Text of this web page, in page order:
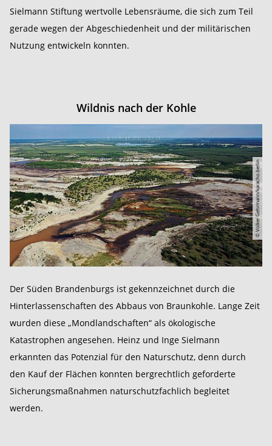
Sielmann Stiftung wertvolle Lebensräume, die sich zum Teil
gerade wegen der Abgeschiedenheit und der militärischen
Nutzung entwickeln konnten.
Wildnis nach der Kohle
© Volker Gehrmann/karacho.berlin
Der Süden Brandenburgs ist gekennzeichnet durch die
Hinterlassenschaften des Abbaus von Braunkohle. Lange Zeit
wurden diese „Mondlandschaften“ als ökologische
Katastrophen angesehen. Heinz und Inge Sielmann
erkannten das Potenzial für den Naturschutz, denn durch
den Kauf der Flächen konnten bergrechtlich geforderte
Sicherungsmaßnahmen naturschutzfachlich begleitet
werden.